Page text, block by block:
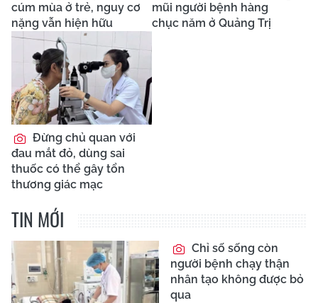
cúm mùa ở trẻ, nguy cơ
nặng vẫn hiện hữu
mũi người bệnh hàng
chục năm ở Quảng Trị
Đừng chủ quan với
đau mắt đỏ, dùng sai
thuốc có thể gây tổn
thương giác mạc
TIN MỚI
Chỉ số sống còn
người bệnh chạy thận
nhân tạo không được bỏ
qua